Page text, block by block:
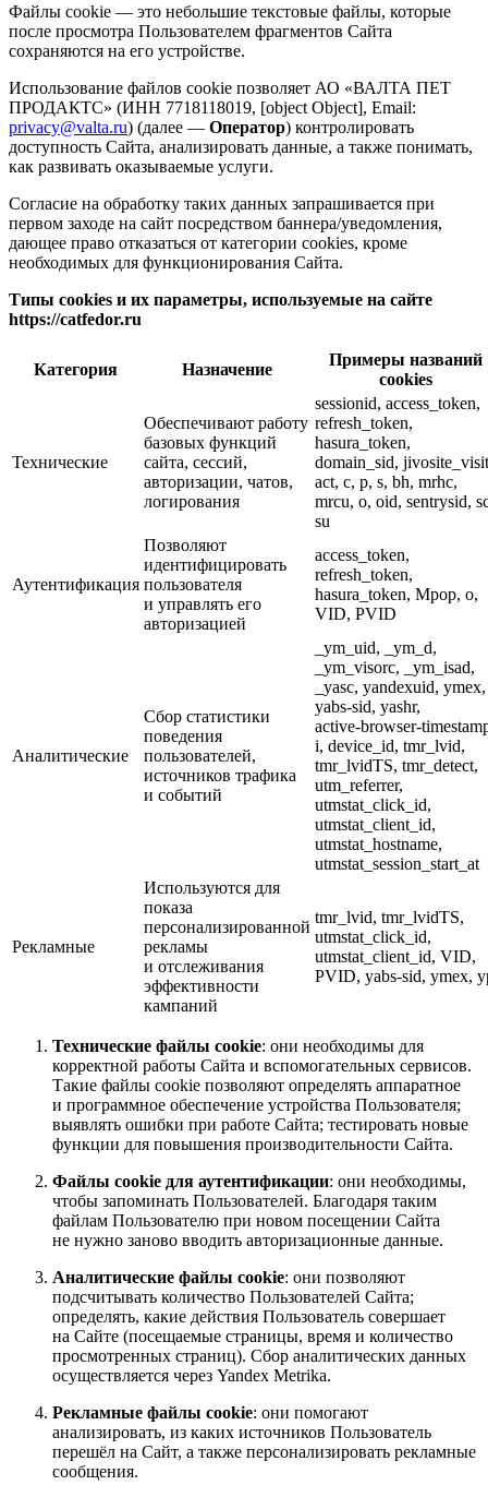
Файлы cookie — это небольшие текстовые файлы, которые
после просмотра Пользователем фрагментов Сайта
сохраняются на его устройстве.
Использование файлов cookie позволяет АО «ВАЛТА ПЕТ
ПРОДАКТС» (ИНН 7718118019, [object Object], Email:
privacy@valta.ru) (далее — Оператор) контролировать
доступность Сайта, анализировать данные, а также понимать,
как развивать оказываемые услуги.
Согласие на обработку таких данных запрашивается при
первом заходе на сайт посредством баннера/уведомления,
дающее право отказаться от категории cookies, кроме
необходимых для функционирования Сайта.
Типы cookies и их параметры, используемые на сайте
https://catfedor.ru
Категория Назначение
Примеры названий
cookies
Технические
Обеспечивают работу
базовых функций
сайта, сессий,
авторизации, чатов,
логирования
sessionid, access_token,
refresh_token,
hasura_token,
domain_sid,
act, c, p, s, bh, mrhc,
mrcu, o, oid, sentrysid,
su
Аутентификация
Позволяют
идентифицировать
пользователя
и управлять его
авторизацией
access_token,
refresh_token,
hasura_token, Mpop, o,
VID, PVID
Аналитические
Сбор статистики
поведения
пользователей,
источников трафика
и событий
_ym_uid, _ym_d,
_ym_visorc, _ym_isad,
_yasc, yandexuid, ymex,
yabs‑sid, yashr,
i, device_id, tmr_lvid,
tmr_lvidTS, tmr_detect,
utm_referrer,
utmstat_click_id,
utmstat_client_id,
utmstat_hostname,
utmstat_session_start_at
Рекламные
Используются для
показа
персонализированной
рекламы
и отслеживания
эффективности
кампаний
tmr_lvid, tmr_lvidTS,
utmstat_click_id,
utmstat_client_id, VID,
PVID, yabs‑sid, ymex,
Технические файлы cookie: они необходимы для
корректной работы Сайта и вспомогательных сервисов.
Такие файлы cookie позволяют определять аппаратное
и программное обеспечение устройства Пользователя;
выявлять ошибки при работе Сайта; тестировать новые
функции для повышения производительности Сайта.
Файлы cookie для аутентификации: они необходимы,
чтобы запоминать Пользователей. Благодаря таким
файлам Пользователю при новом посещении Сайта
не нужно заново вводить авторизационные данные.
Аналитические файлы cookie: они позволяют
подсчитывать количество Пользователей Сайта;
определять, какие действия Пользователь совершает
на Сайте (посещаемые страницы, время и количество
просмотренных страниц). Сбор аналитических данных
осуществляется через Yandex Metrika.
Рекламные файлы cookie: они помогают
анализировать, из каких источников Пользователь
перешёл на Сайт, а также персонализировать рекламные
сообщения.